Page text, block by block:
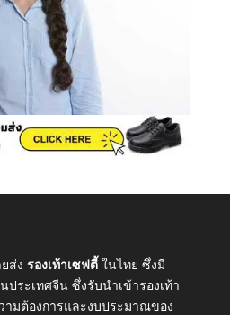
ส่ง รองเท้าเซฟตี้ ในไทย ซึ่งมี
ประเทศจีน ซึ่งรับนำเข้ารองเท้า
มต้องการและงบประมาณของ